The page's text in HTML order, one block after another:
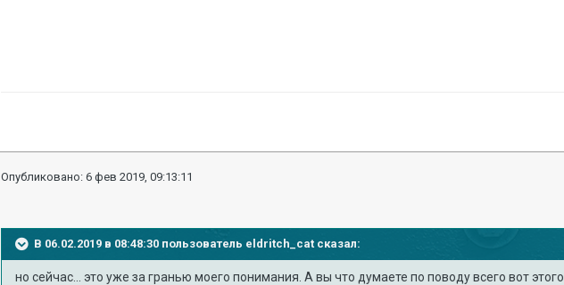
Опубликовано:6 фев 2019, 09:13:11
В 06.02.2019 в 08:48:30 пользователь eldritch_cat сказал:
но сейчас... это уже за гранью моего понимания. А вы что думаете по поводу всего вот этого